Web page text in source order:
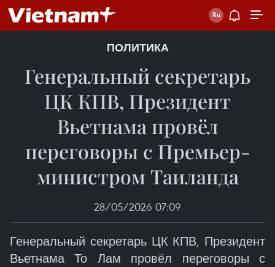
ПОЛИТИКА
Генеральный секретарь
ЦК КПВ, Президент
Вьетнама провёл
переговоры с Премьер-
министром Таиланда
28/05/2026 07:09
Генеральный секретарь ЦК КПВ, Президент
Вьетнама То Лам провёл переговоры с